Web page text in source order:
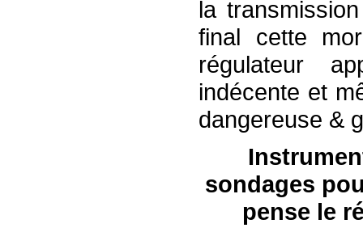
la
final cette
régulateur
indécente et
dangereuse &
sondages
pense le